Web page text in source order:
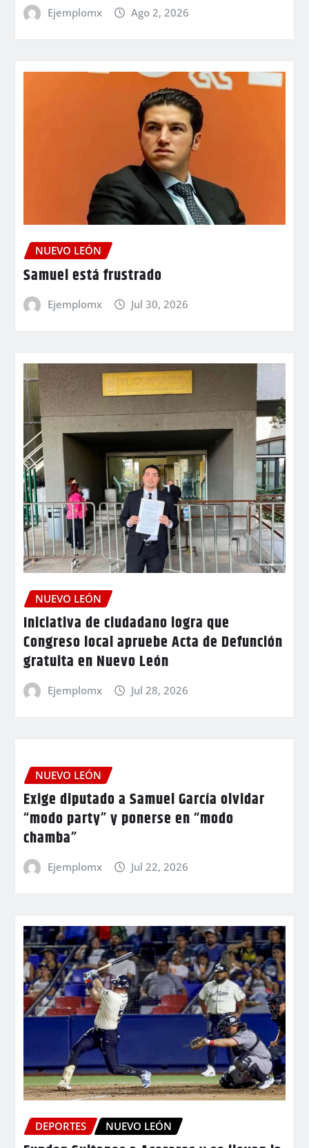
Ejemplomx Ago 2, 2026
NUEVO LEÓN
Samuel está frustrado
Ejemplomx Jul 30, 2026
NUEVO LEÓN
Iniciativa de ciudadano logra que
Congreso local apruebe Acta de Defunción
gratuita en Nuevo León
Ejemplomx Jul 28, 2026
NUEVO LEÓN
Exige diputado a Samuel García olvidar
“modo party” y ponerse en “modo
chamba”
Ejemplomx Jul 22, 2026
DEPORTES NUEVO LEÓN